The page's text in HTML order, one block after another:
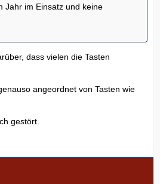
Jahr im Einsatz und keine
dass vielen die Tasten
angeordnet von Tasten wie
gestört.